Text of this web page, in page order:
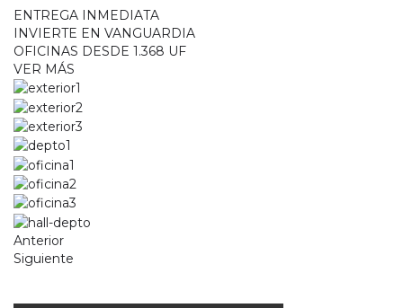
ENTREGA INMEDIATA
INVIERTE EN VANGUARDIA
OFICINAS DESDE 1.368 UF
VER MÁS
Anterior
Siguiente